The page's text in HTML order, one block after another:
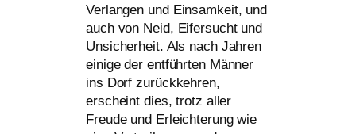
Verlangen und Einsamkeit, und
auch von Neid, Eifersucht und
Unsicherheit. Als nach Jahren
eini­ge der ent­führ­ten Männer
ins Dorf zurück­keh­ren,
erscheint dies, trotz aller
Freude und Erleichterung wie